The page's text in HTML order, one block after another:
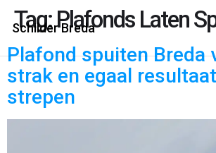
Schilder Breda
Tag:Plafonds Laten
Plafond spuiten Breda
strak en egaal
strepen